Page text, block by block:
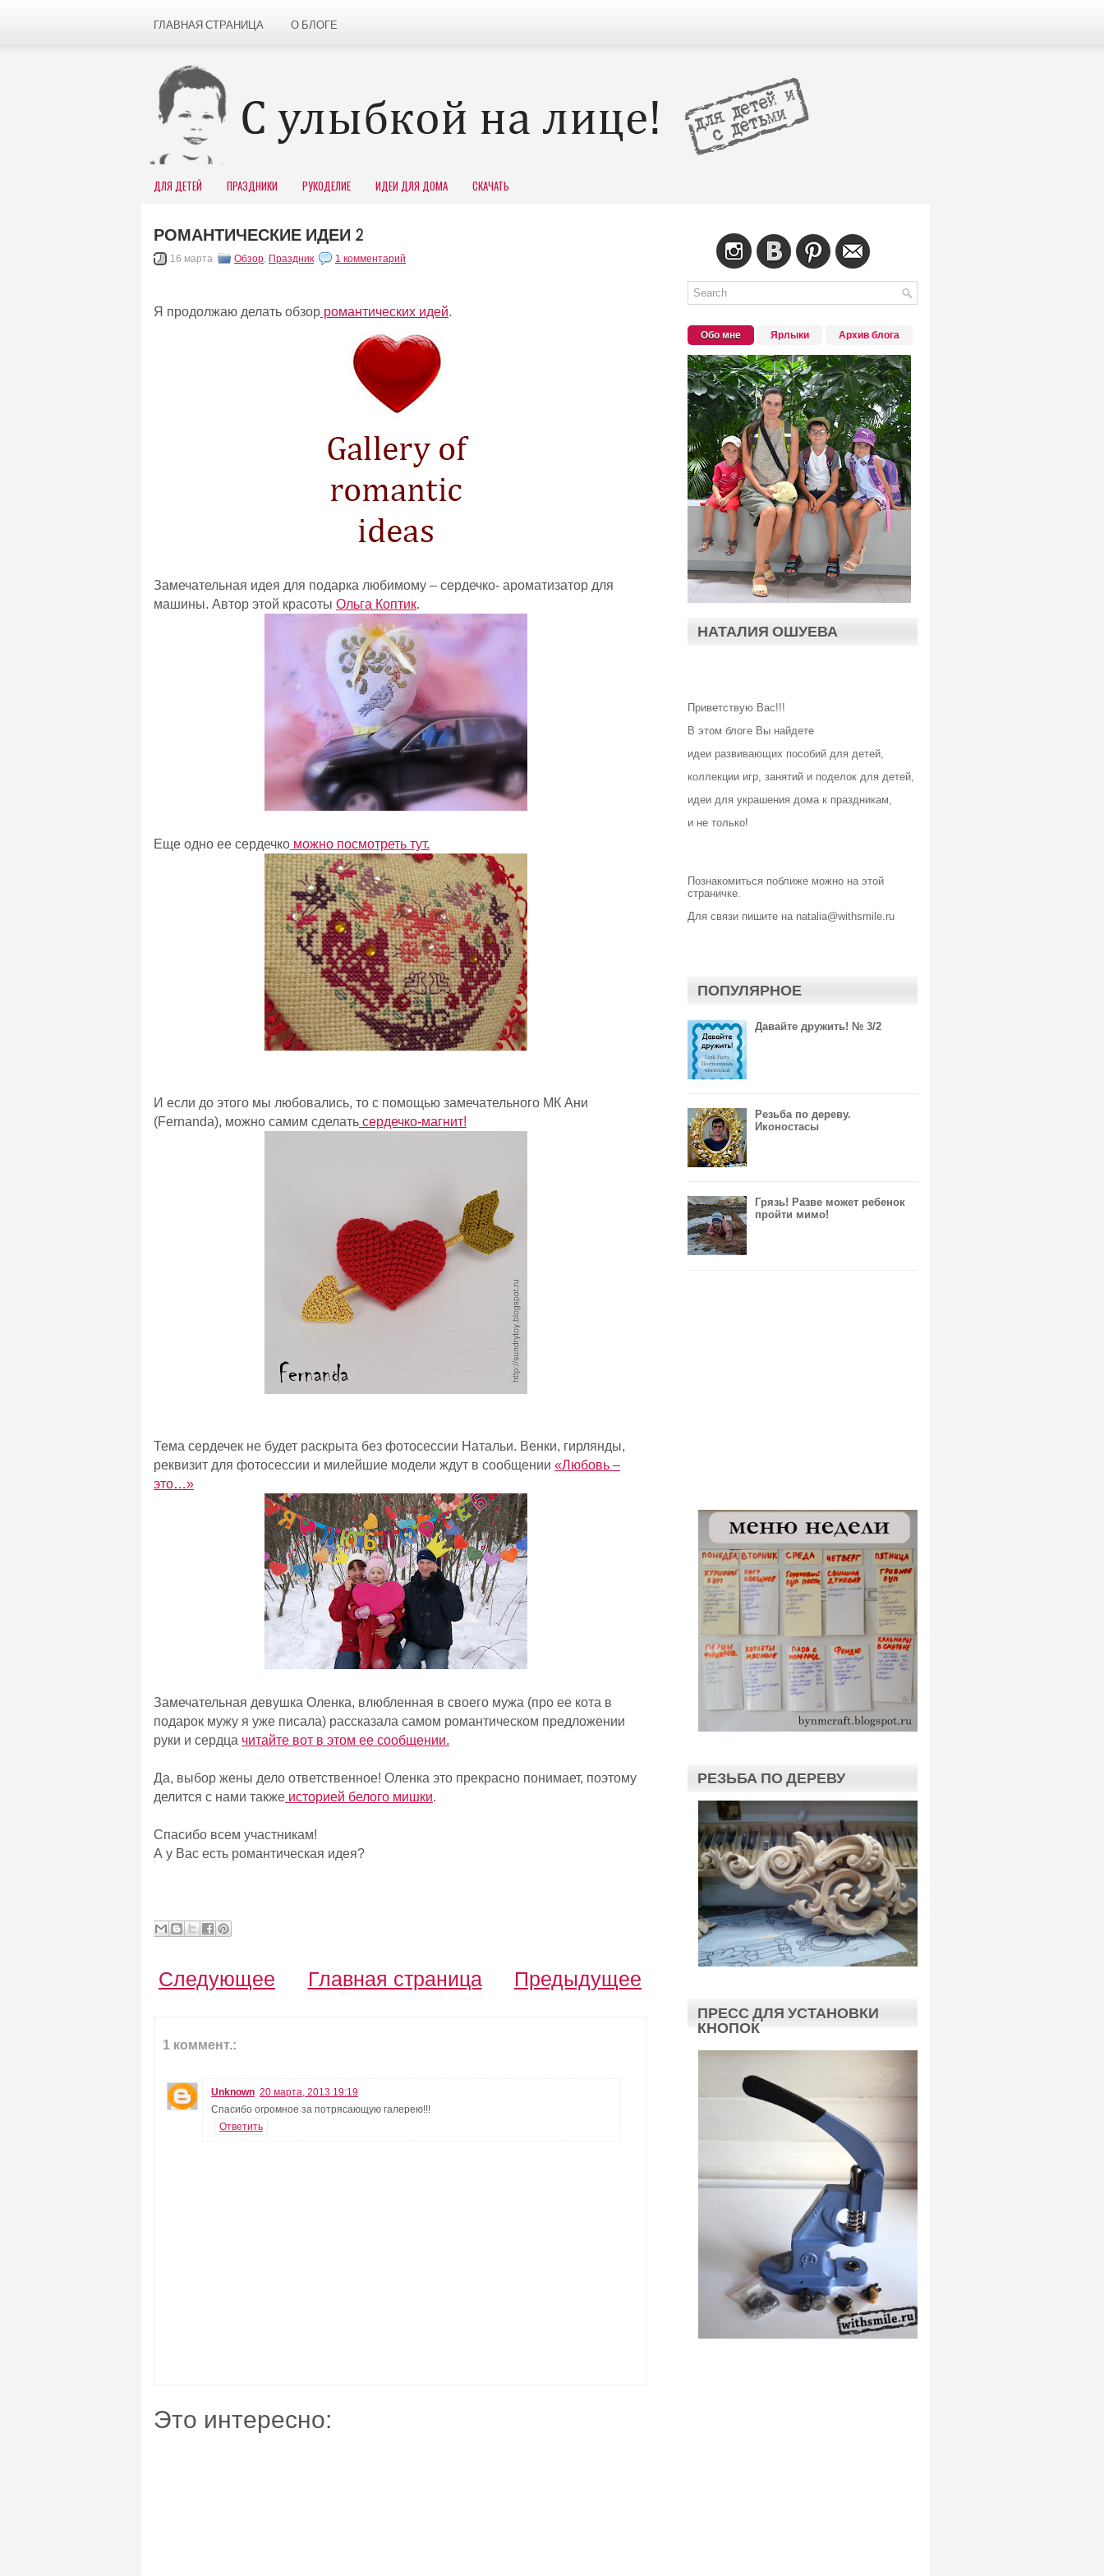
ГЛАВНАЯ СТРАНИЦА О БЛОГЕ
ДЛЯ ДЕТЕЙ ПРАЗДНИКИ РУКОДЕЛИЕ ИДЕИ ДЛЯ ДОМА СКАЧАТЬ
РОМАНТИЧЕСКИЕ ИДЕИ 2
16 марта Обзор, Праздник 1 комментарий
Я продолжаю делать обзор романтических идей.
Замечательная идея для подарка любимому – сердечко- ароматизатор для
машины. Автор этой красоты Ольга Коптик.
Еще одно ее сердечко можно посмотреть тут.
И если до этого мы любовались, то с помощью замечательного МК Ани
(Fernanda), можно самим сделать сердечко-магнит!
Тема сердечек не будет раскрыта без фотосессии Натальи. Венки, гирлянды,
реквизит для фотосессии и милейшие модели ждут в сообщении «Любовь –
это…»
Замечательная девушка Оленка, влюбленная в своего мужа (про ее кота в
подарок мужу я уже писала) рассказала самом романтическом предложении
руки и сердца читайте вот в этом ее сообщении.
Да, выбор жены дело ответственное! Оленка это прекрасно понимает, поэтому
делится с нами также историей белого мишки.
Спасибо всем участникам!
А у Вас есть романтическая идея?
Следующее Предыдущее
Главная страница
1 коммент.:
Unknown 20 марта, 2013 19:19
Спасибо огромное за потрясающую галерею!!!
Ответить
Это интересно:
Обо мне Ярлыки Архив блога
НАТАЛИЯ ОШУЕВА
Приветствую Вас!!!
В этом блоге Вы найдете
идеи развивающих пособий для детей,
коллекции игр, занятий и поделок для детей,
идеи для украшения дома к праздникам,
и не только!
Познакомиться поближе можно на этой
страничке.
Для связи пишите на natalia@withsmile.ru
ПОПУЛЯРНОЕ
Давайте дружить! № 3/2
Резьба по дереву.
Иконостасы
Грязь! Разве может ребенок
пройти мимо!
РЕЗЬБА ПО ДЕРЕВУ
ПРЕСС ДЛЯ УСТАНОВКИ
КНОПОК